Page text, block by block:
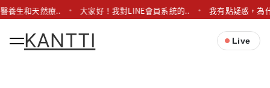
養生和天然療.. 大家好！我對LINE會員系統的.. 我有點疑惑，為
KANTTI Live